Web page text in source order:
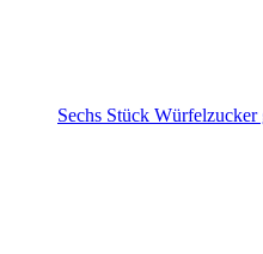
Sechs Stück